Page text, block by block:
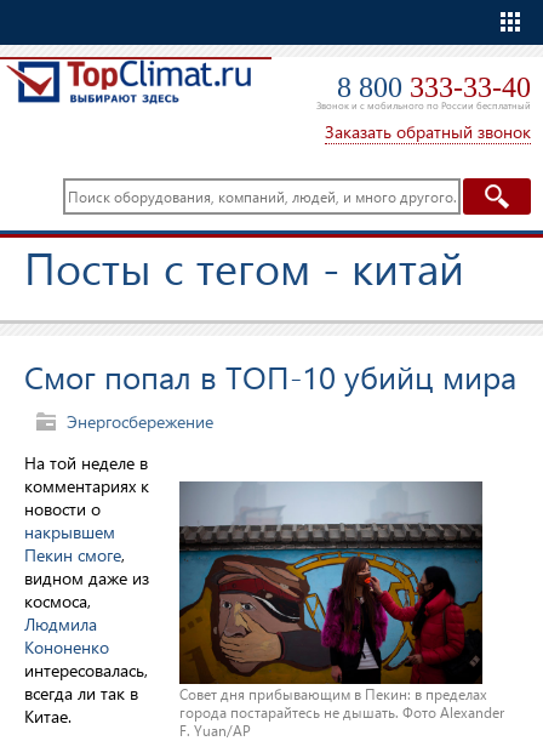
8 800 333-33-40
Звонок и с мобильного по России бесплатный
Заказать обратный звонок
Посты с тегом - китай
Смог попал в ТОП-10 убийц мира
Энергосбережение
Совет дня прибывающим в Пекин: в пределах
города постарайтесь не дышать. Фото Alexander
F. Yuan/AP
На той неделе в
комментариях к
новости о
накрывшем
Пекин смоге,
видном даже из
космоса,
Людмила
Кононенко
интересовалась,
всегда ли так в
Китае.